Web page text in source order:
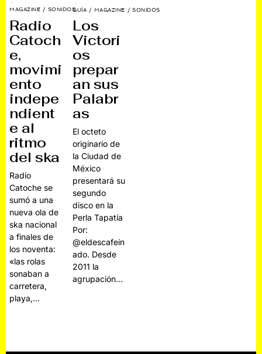
MAGAZINE / SONIDOS
Radio
Catoch
e,
movimi
ento
indepe
ndient
e al
ritmo
del ska
Radio
Catoche se
sumó a una
nueva ola de
ska nacional
a finales de
los noventa:
«las rolas
sonaban a
carretera,
playa,…
GUÍA / MAGAZINE / SONIDOS
Los
Victori
os
prepar
an sus
Palabr
as
El octeto
originario de
la Ciudad de
México
presentará su
segundo
disco en la
Perla Tapatía
Por:
@eldescafein
ado. Desde
2011 la
agrupación…